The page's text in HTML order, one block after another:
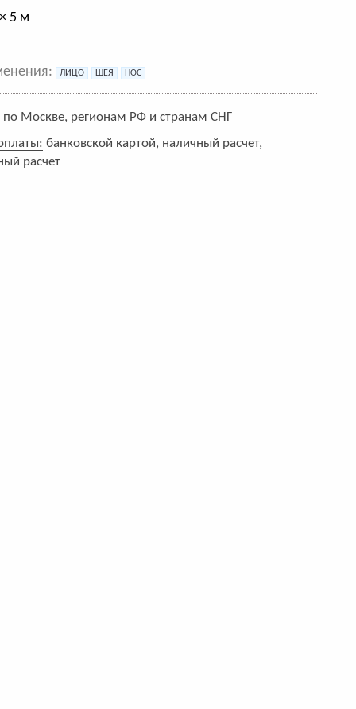
5 м
ЛИЦО ШЕЯ НОС
по Москве, регионам РФ и странам СНГ
банковской картой, наличный расчет,
расчет